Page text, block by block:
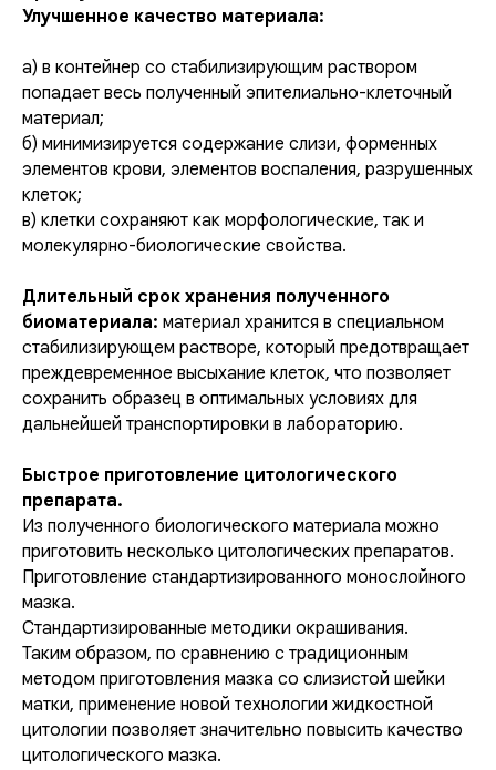
Улучшенное качество материала:
a) в контейнер со стабилизирующим раствором
попадает весь полученный эпителиально-клеточный
материал;
б) минимизируется содержание слизи, форменных
элементов крови, элементов воспаления, разрушенных
клеток;
в) клетки сохраняют как морфологические, так и
молекулярно-биологические свойства.
Длительный срок хранения полученного
биоматериала: материал хранится в специальном
стабилизирующем растворе, который предотвращает
преждевременное высыхание клеток, что позволяет
сохранить образец в оптимальных условиях для
дальнейшей транспортировки в лабораторию.
Быстрое приготовление цитологического
препарата.
Из полученного биологического материала можно
приготовить несколько цитологических препаратов.
Приготовление стандартизированного монослойного
мазка.
Стандартизированные методики окрашивания.
Таким образом, по сравнению с традиционным
методом приготовления мазка со слизистой шейки
матки, применение новой технологии жидкостной
цитологии позволяет значительно повысить качество
цитологического мазка.